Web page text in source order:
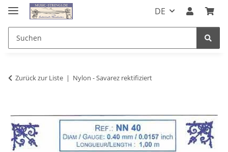
DE
Zurück zur Liste Nylon - Savarez rektifiziert